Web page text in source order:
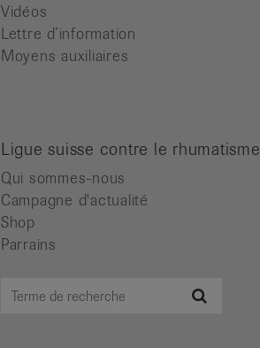
Vidéos
Lettre d’information
Moyens auxiliaires
Ligue suisse contre le rhumatisme
Qui sommes-nous
Campagne d'actualité
Shop
Parrains
Terme